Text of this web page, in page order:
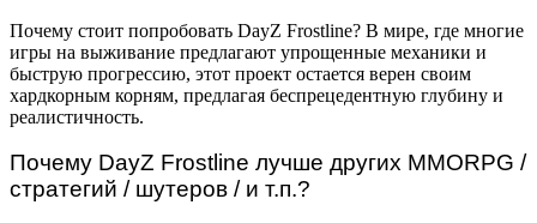
Почему стоит попробовать DayZ Frostline? В мире, где многие
игры на выживание предлагают упрощенные механики и
быструю прогрессию, этот проект остается верен своим
хардкорным корням, предлагая беспрецедентную глубину и
реалистичность.
Почему DayZ Frostline лучше других MMORPG /
стратегий / шутеров / и т.п.?